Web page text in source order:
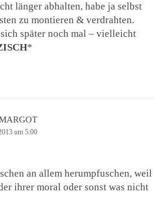
länger abhalten, habe ja selbst
zu montieren & verdrahten.
später noch mal – vielleicht
*
um 5:00
an allem herumpfuschen, weil
ihrer moral oder sonst was nicht